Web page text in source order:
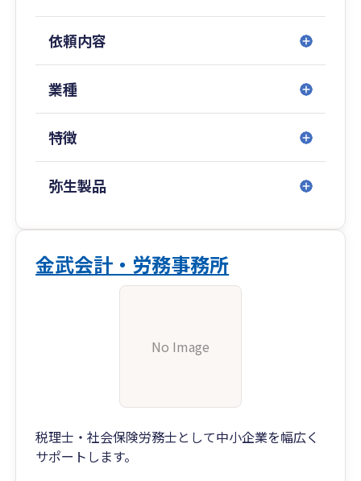
作成致します。
依頼内容
業種
特徴
弥生製品
金武会計・労務事務所
No Image
税理士・社会保険労務士として中小企業を幅広く
サポートします。